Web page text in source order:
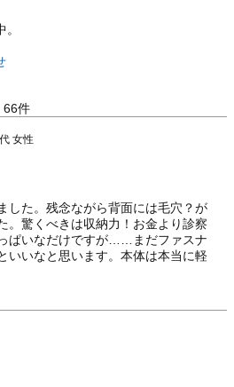
66
女性
した。残念ながら背面には毛穴？が
。驚くべきは収納力！お金より診察
ぱいなだけですが……まだファスナ
いいなと思います。本体は本当に軽